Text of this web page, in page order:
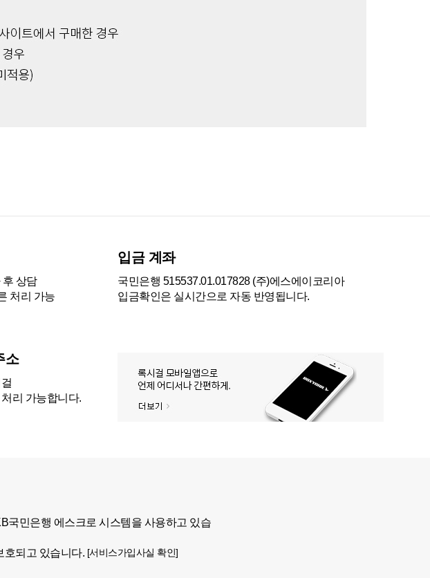
후 상담
처리 가능
입금 계좌
국민은행 515537.01.017828 (주)에스에이코리아
입금확인은 실시간으로 자동 반영됩니다.
소
리 가능합니다.
국민은행 에스크로 시스템을 사용하고 있습
호되고 있습니다. [서비스가입사실 확인]